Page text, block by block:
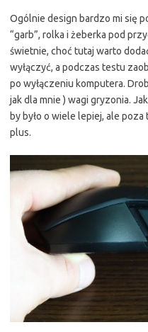
Ogólnie design bardzo mi się
“garb”, rolka i żeberka pod
świetnie, choć tutaj warto
wyłączyć, a podczas testu
po wyłączeniu komputera.
jak dla mnie ) wagi gryzonia.
by było o wiele lepiej, ale
plus.